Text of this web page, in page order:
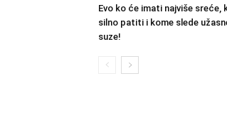
Evo ko će imati najviše sreće,
silno patiti i kome slede
suze!